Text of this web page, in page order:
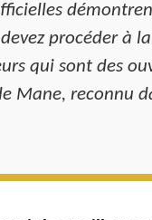
procéder à
qui sont des
Mane, reconnu